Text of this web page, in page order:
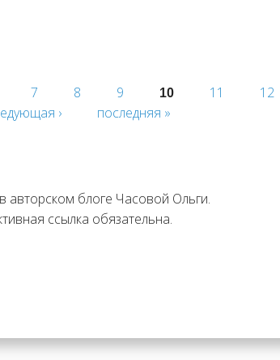
7 8 9 10 11
12
› последняя »
блоге Часовой Ольги.
ссылка обязательна.